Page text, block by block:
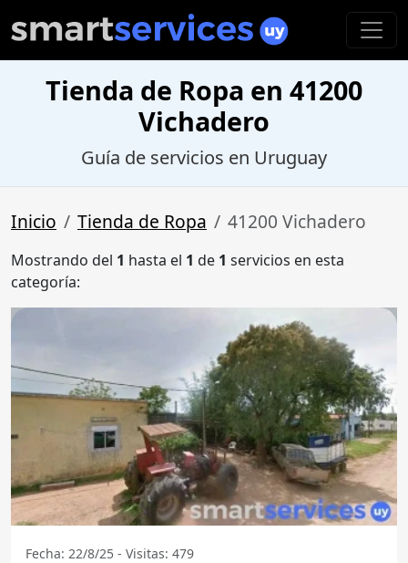
Tienda de Ropa en 41200
Vichadero
Guía de servicios en Uruguay
Inicio Tienda de Ropa 41200 Vichadero
Mostrando del 1 hasta el 1 de 1 servicios en esta
categoría:
Fecha: 22/8/25 - Visitas: 479